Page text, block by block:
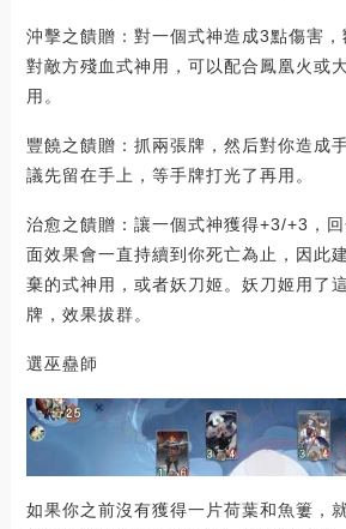
沖擊之饋贈：對一個式神造成3點傷害
對敵方殘血式神用，可以配合鳳凰火或
用。
豐饒之饋贈：抓兩張牌，然后對你造成
議先留在手上，等手牌打光了再用。
治愈之饋贈：讓一個式神獲得+3/+3，
面效果會一直持續到你死亡為止，因此
棄的式神用，或者妖刀姬。妖刀姬用了
牌，效果拔群。
選巫蠱師
如果你之前沒有獲得一片荷葉和魚簍，